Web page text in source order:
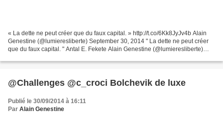
« La dette ne peut créer que du faux capital. » http://t.co/6Kk8JyJv4b Alain
Genestine (@lumieresliberte) September 30, 2014 " La dette ne peut créer
que du faux capital. " Antal E. Fekete Alain Genestine (@lumieresliberte)
@Challenges @c_croci Bolchevik de luxe
Publié le 30/09/2014 à 16:11
Par Alain Genestine